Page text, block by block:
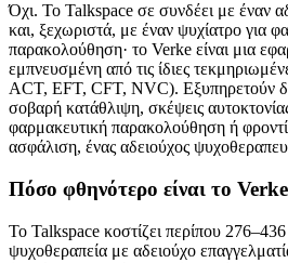
Όχι. Το Talkspace σε συνδέει με έναν
και, ξεχωριστά, με έναν ψυχίατρο για
παρακολούθηση· το Verke είναι μια
εμπνευσμένη από τις ίδιες
ACT, EFT, CFT, NVC). Εξυπηρετούν
σοβαρή κατάθλιψη, σκέψεις
φαρμακευτική παρακολούθηση ή
ασφάλιση, ένας αδειούχος
Πόσο φθηνότερο είναι το
Το Talkspace κοστίζει περίπου
ψυχοθεραπεία με αδειούχο